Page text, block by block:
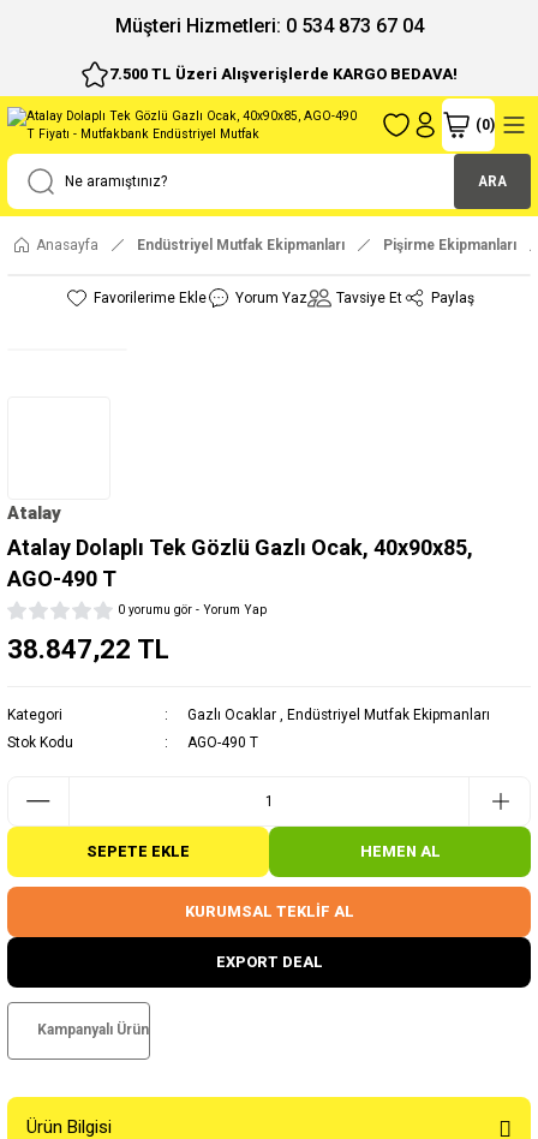
Müşteri Hizmetleri: 0 534 873 67 04
7.500 TL Üzeri Alışverişlerde KARGO BEDAVA!
ARA
(0)
Anasayfa Endüstriyel Mutfak Ekipmanları Pişirme Ekipmanları
Yorum Yaz Tavsiye Et Paylaş
Atalay
Atalay Dolaplı Tek Gözlü Gazlı Ocak, 40x90x85,
AGO-490 T
0 yorumu gör - Yorum Yap
38.847,22 TL
Kategori Gazlı Ocaklar
Endüstriyel Mutfak Ekipmanları
Stok Kodu
AGO-490 T
SEPETE EKLE HEMEN AL
KURUMSAL TEKLİF AL
EXPORT DEAL
Kampanyalı Ürün
Ürün Bilgisi